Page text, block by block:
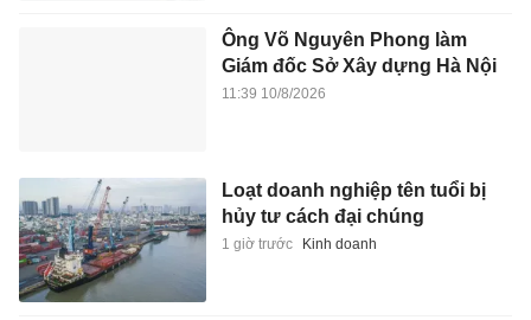
Ông Võ Nguyên Phong làm
Giám đốc Sở Xây dựng Hà Nội
11:39 10/8/2026
Loạt doanh nghiệp tên tuổi bị
hủy tư cách đại chúng
1 giờ trước Kinh doanh